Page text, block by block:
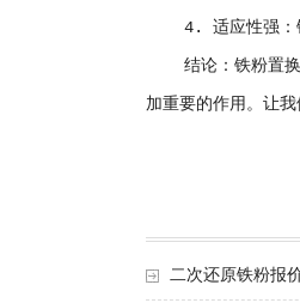
4. 适应性强：铁
结论：铁粉置换沉
加重要的作用。让
二次还原铁粉报